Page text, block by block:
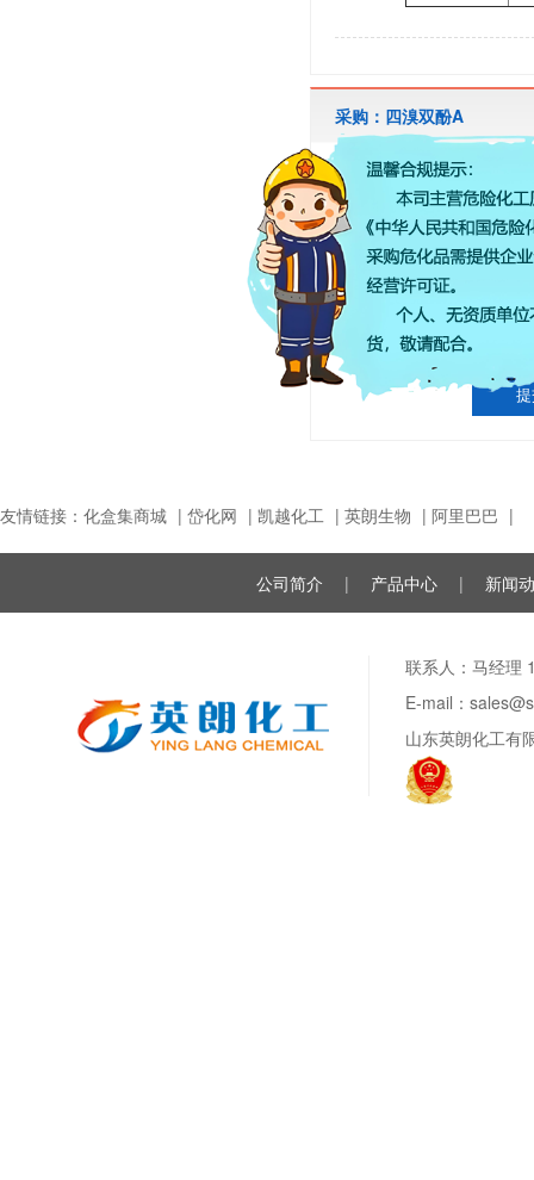
采购：四溴双酚A
产品名称：
* 采购意向描述：
友情链接： 化盒集商城 | 岱化网 | 凯越化工 | 英朗生物 | 阿里巴巴 |
公司简介 | 产品中心 | 新闻
联系人：马经理
E-mail：
山东英朗化工有